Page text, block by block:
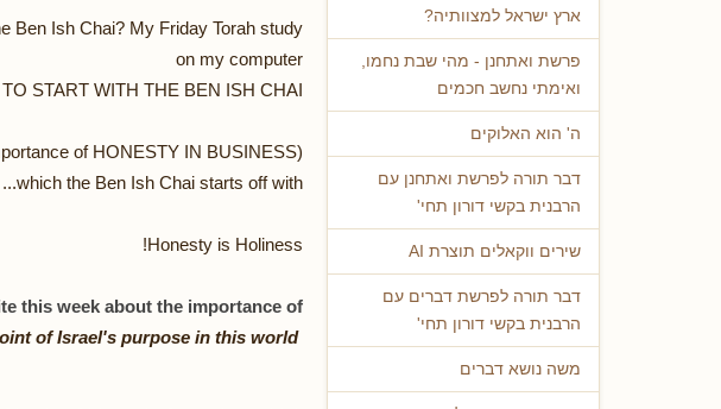
ארץ ישראל למצוותיה?
פרשת ואתחנן - מהי שבת נחמו,
ואימתי נחשב חכמים
ה' הוא האלוקים
דבר תורה לפרשת ואתחנן עם
הרבנית בקשי דורון תחי'
שירים ווקאלים תוצרת AI
דבר תורה לפרשת דברים עם
הרבנית בקשי דורון תחי'
משה נושא דברים
Ben Ish Chai? My Friday Torah study
on my computer
TO START WITH THE BEN ISH CHAI
(so we discussed the importance of HONESTY IN BUSINESS
which the Ben Ish Chai starts off with...
Honesty is Holiness!
this week about the importance of
of Israel's purpose in this world.